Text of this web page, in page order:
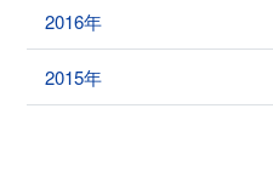
2016年
2015年